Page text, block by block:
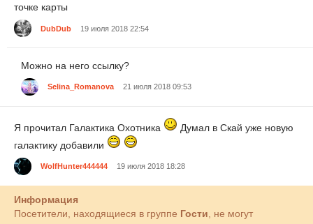
точке карты
DubDub 19 июля 2018 22:54
Можно на него ссылку?
Selina_Romanova 21 июля 2018 09:53
Я прочитал Галактика Охотника
Думал в Скай уже новую
галактику добавили
WolfHunter444444 19 июля 2018 18:28
Информация
Посетители, находящиеся в группе Гости , не могут